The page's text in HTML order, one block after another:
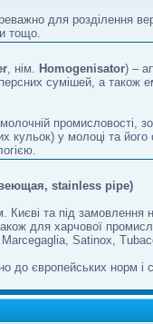
для розділення
тощо.
, нім. Homogenisator) –
сумішей, а також
промисловості,
кульок) у молоці та
stainless pipe)
Києві та під замовлення
для харчової
Satinox,
до європейських норм і